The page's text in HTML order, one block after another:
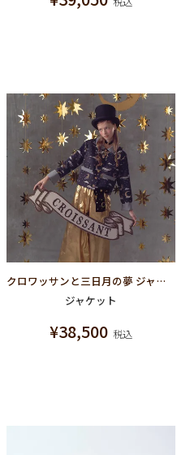
クロワッサンと三日月の夢 ジャケット（ネイビー）
ジャケット
¥38,500 税込